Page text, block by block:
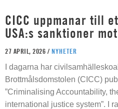
CICC uppmanar till
USA:s sanktioner
27 APRIL, 2026 / NYHETER
I dagarna har
Brottmålsdomstolen (CICC)
”Criminalising Accountability,
international justice system”. I